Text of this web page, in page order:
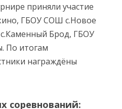
приняли участие
ГБОУ СОШ с.Новое
Брод, ГБОУ
По итогам
награждёны
соревнований: